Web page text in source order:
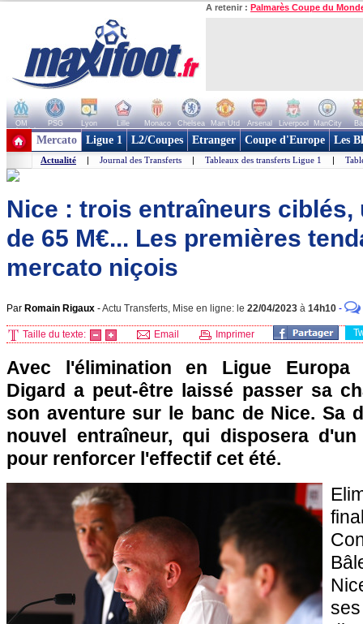
A retenir : Palmarès Coupe du
OM PSG Lyon Lille Monaco Chelsea Man Utd Arsenal Liverpool ManCity
+ de clubs
Mercato Ligue 1 L2/Coupes Etranger Coupe d'Europe Les
Actualité | Journal des Transferts | Tableaux des transferts Ligue 1 |
Nice : trois entraîneurs ciblés,
de 65 M€... Les premières
mercato niçois
Par Romain Rigaux -Actu Transferts, Mise en ligne: le 22/04/2023 à 14h10 -
Taille du texte: Email Imprimer
Avec l'élimination en Ligue Europa
Digard a peut-être laissé passer sa
son aventure sur le banc de Nice. Sa
nouvel entraîneur, qui disposera
pour renforcer l'effectif cet été.